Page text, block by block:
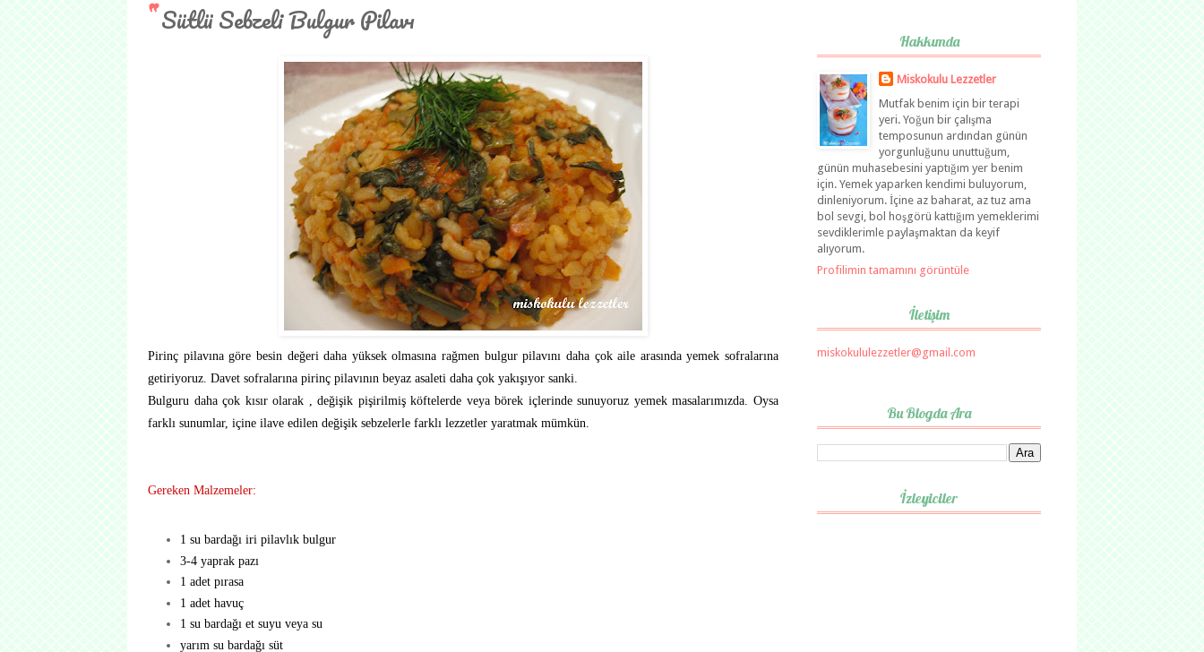
Sütlü Sebzeli Bulgur Pilavı
Pirinç pilavına göre besin değeri daha yüksek olmasına rağmen bulgur pilavını daha çok aile arasında yemek sofralarına
getiriyoruz. Davet sofralarına pirinç pilavının beyaz asaleti daha çok yakışıyor sanki.
Bulguru daha çok kısır olarak , değişik pişirilmiş köftelerde veya börek içlerinde sunuyoruz yemek masalarımızda. Oysa
farklı sunumlar, içine ilave edilen değişik sebzelerle farklı lezzetler yaratmak mümkün.
Gereken Malzemeler:
1 su bardağı iri pilavlık bulgur
3-4 yaprak pazı
1 adet pırasa
1 adet havuç
1 su bardağı et suyu veya su
yarım su bardağı süt
Hakkımda
Miskokulu Lezzetler
Mutfak benim için bir terapi
yeri. Yoğun bir çalışma
temposunun ardından günün
yorgunluğunu unuttuğum,
günün muhasebesini yaptığım yer benim
için. Yemek yaparken kendimi buluyorum,
dinleniyorum. İçine az baharat, az tuz ama
bol sevgi, bol hoşgörü kattığım yemeklerimi
sevdiklerimle paylaşmaktan da keyif
alıyorum.
Profilimin tamamını görüntüle
İletişim
miskokululezzetler@gmail.com
Bu Blogda Ara
İzleyiciler